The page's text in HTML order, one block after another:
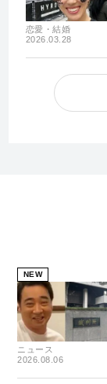
恋愛・結婚
2026.03.28
NEW
ニュース
2026.08.06